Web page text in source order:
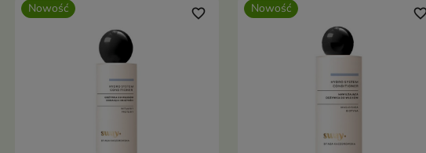
Nowość favorite_border Nowość